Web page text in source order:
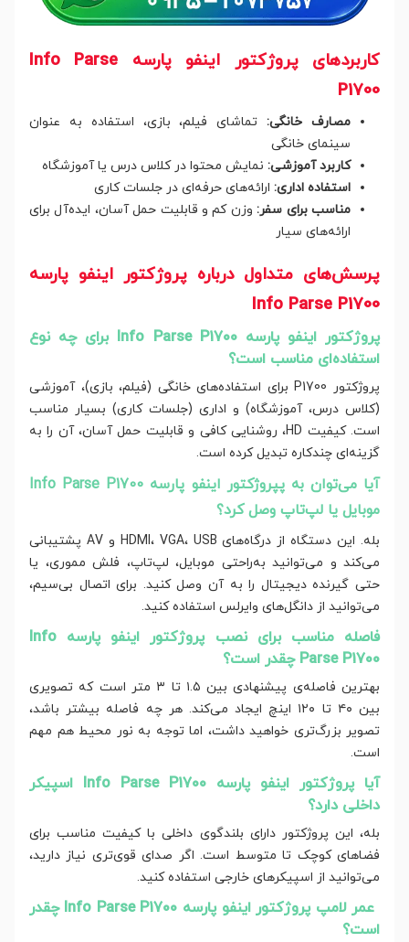
کاربردهای پروژکتور اینفو پارسه Info Parse
P1700
مصارف خانگی: تماشای فیلم، بازی، استفاده به عنوان
سینمای خانگی
کاربرد آموزشی: نمایش محتوا در کلاس درس یا آموزشگاه
استفاده اداری: ارائه‌های حرفه‌ای در جلسات کاری
مناسب برای سفر: وزن کم و قابلیت حمل آسان، ایده‌آل برای
ارائه‌های سیار
پرسش‌های متداول درباره پروژکتور اینفو پارسه
Info Parse P1700
پروژکتور اینفو پارسه Info Parse P1700 برای چه نوع
استفاده‌ای مناسب است؟
پروژکتور P1700 برای استفاده‌های خانگی (فیلم، بازی)، آموزشی
(کلاس درس، آموزشگاه) و اداری (جلسات کاری) بسیار مناسب
است. کیفیت HD، روشنایی کافی و قابلیت حمل آسان، آن را به
گزینه‌ای چندکاره تبدیل کرده است.
آیا می‌توان به پپروژکتور اینفو پارسه Info Parse P1700
موبایل یا لپ‌تاپ وصل کرد؟
بله. این دستگاه از درگاه‌های HDMI، VGA، USB و AV پشتیبانی
می‌کند و می‌توانید به‌راحتی موبایل، لپ‌تاپ، فلش مموری، یا
حتی گیرنده دیجیتال را به آن وصل کنید. برای اتصال بی‌سیم،
می‌توانید از دانگل‌های وایرلس استفاده کنید.
فاصله مناسب برای نصب پروژکتور اینفو پارسه Info
Parse P1700 چقدر است؟
بهترین فاصله‌ی پیشنهادی بین ۱.۵ تا ۳ متر است که تصویری
بین ۴۰ تا ۱۲۰ اینچ ایجاد می‌کند. هر چه فاصله بیشتر باشد،
تصویر بزرگ‌تری خواهید داشت، اما توجه به نور محیط هم مهم
است.
آیا پروژکتور اینفو پارسه Info Parse P1700 اسپیکر
داخلی دارد؟
بله، این پروژکتور دارای بلندگوی داخلی با کیفیت مناسب برای
فضاهای کوچک تا متوسط است. اگر صدای قوی‌تری نیاز دارید،
می‌توانید از اسپیکرهای خارجی استفاده کنید.
عمر لامپ پروژکتور اینفو پارسه Info Parse P1700 چقدر
است؟